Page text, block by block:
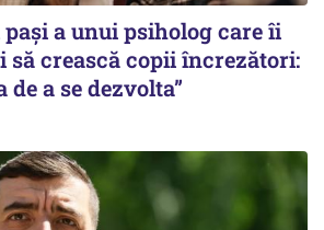
a unui psiholog care îi
să crească copii încrezători:
de a se dezvolta”